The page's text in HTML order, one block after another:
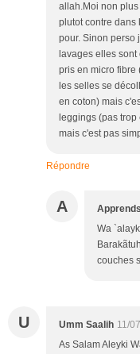
allah.Moi non
plutot contre dans
pour. Sinon perso
lavages elles
pris en micro fibre
les selles se
en coton) mais
leggings (pas
mais c'est pas
Répondre
A
Wa
couches
U Umm Saalih 11/
As Salam Aleyki